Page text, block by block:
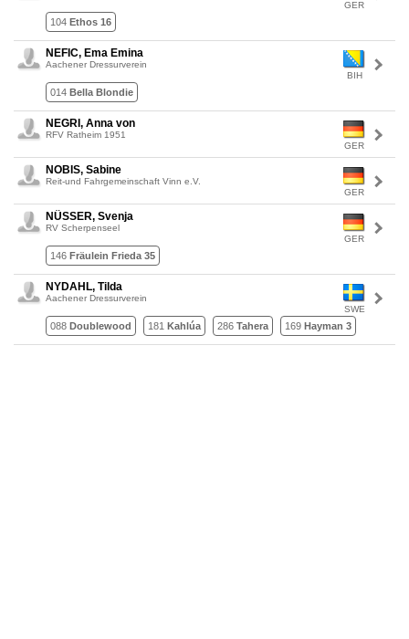
GER
104 Ethos 16
BIH
NEFIC, Ema Emina
Aachener Dressurverein
014 Bella Blondie
GER
NEGRI, Anna von
RFV Ratheim 1951
GER
NOBIS, Sabine
Reit-und Fahrgemeinschaft Vinn e.V.
GER
NÜSSER, Svenja
RV Scherpenseel
146 Fräulein Frieda 35
SWE
NYDAHL, Tilda
Aachener Dressurverein
088 Doublewood 181 Kahlúa 286 Tahera 169 Hayman 3